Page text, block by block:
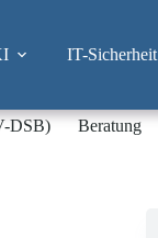
IT-Sicherheit
DSB) Beratung